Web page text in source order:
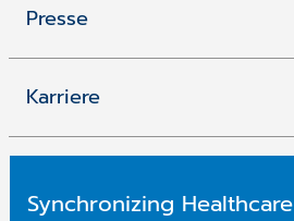
Presse
Karriere
Synchronizing Healthcare